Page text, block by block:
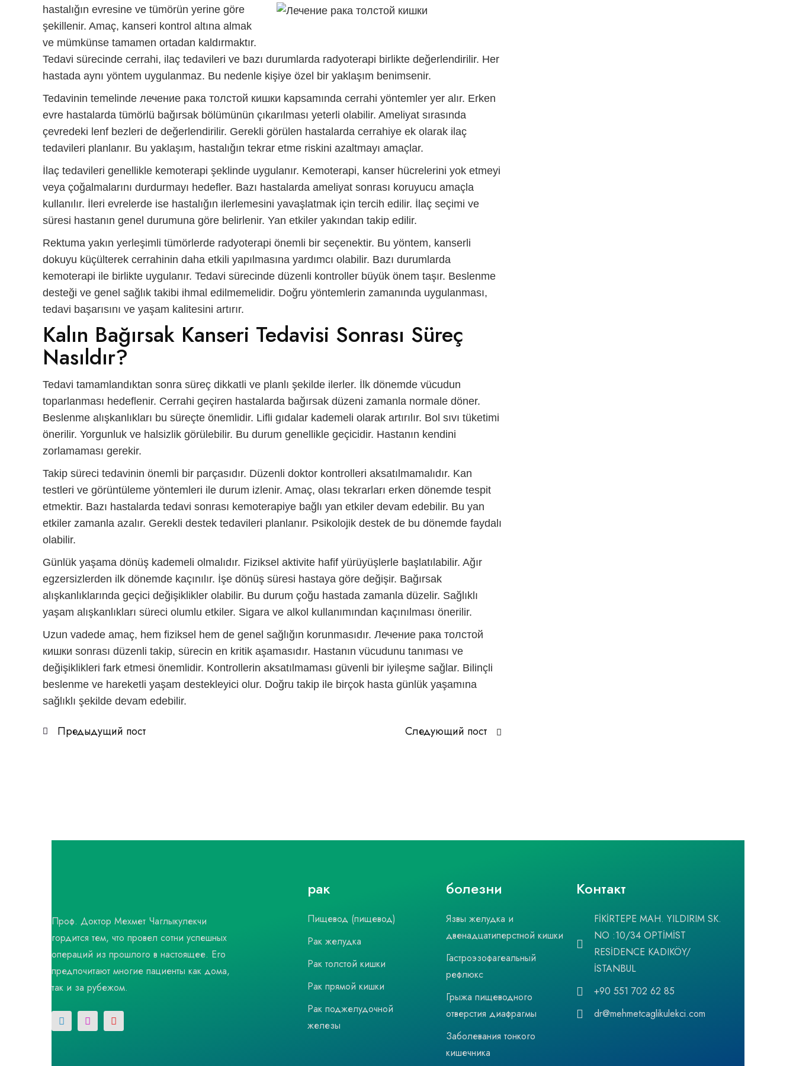
hastalığın evresine ve tümörün yerine göre
şekillenir. Amaç, kanseri kontrol altına almak
ve mümkünse tamamen ortadan kaldırmaktır.
Tedavi sürecinde cerrahi, ilaç tedavileri ve bazı durumlarda radyoterapi birlikte değerlendirilir. Her
hastada aynı yöntem uygulanmaz. Bu nedenle kişiye özel bir yaklaşım benimsenir.
Tedavinin temelinde лечение рака толстой кишки kapsamında cerrahi yöntemler yer alır. Erken
evre hastalarda tümörlü bağırsak bölümünün çıkarılması yeterli olabilir. Ameliyat sırasında
çevredeki lenf bezleri de değerlendirilir. Gerekli görülen hastalarda cerrahiye ek olarak ilaç
tedavileri planlanır. Bu yaklaşım, hastalığın tekrar etme riskini azaltmayı amaçlar.
İlaç tedavileri genellikle kemoterapi şeklinde uygulanır. Kemoterapi, kanser hücrelerini yok etmeyi
veya çoğalmalarını durdurmayı hedefler. Bazı hastalarda ameliyat sonrası koruyucu amaçla
kullanılır. İleri evrelerde ise hastalığın ilerlemesini yavaşlatmak için tercih edilir. İlaç seçimi ve
süresi hastanın genel durumuna göre belirlenir. Yan etkiler yakından takip edilir.
Rektuma yakın yerleşimli tümörlerde radyoterapi önemli bir seçenektir. Bu yöntem, kanserli
dokuyu küçülterek cerrahinin daha etkili yapılmasına yardımcı olabilir. Bazı durumlarda
kemoterapi ile birlikte uygulanır. Tedavi sürecinde düzenli kontroller büyük önem taşır. Beslenme
desteği ve genel sağlık takibi ihmal edilmemelidir. Doğru yöntemlerin zamanında uygulanması,
tedavi başarısını ve yaşam kalitesini artırır.
Kalın Bağırsak Kanseri Tedavisi Sonrası Süreç
Nasıldır?
Tedavi tamamlandıktan sonra süreç dikkatli ve planlı şekilde ilerler. İlk dönemde vücudun
toparlanması hedeflenir. Cerrahi geçiren hastalarda bağırsak düzeni zamanla normale döner.
Beslenme alışkanlıkları bu süreçte önemlidir. Lifli gıdalar kademeli olarak artırılır. Bol sıvı tüketimi
önerilir. Yorgunluk ve halsizlik görülebilir. Bu durum genellikle geçicidir. Hastanın kendini
zorlamaması gerekir.
Takip süreci tedavinin önemli bir parçasıdır. Düzenli doktor kontrolleri aksatılmamalıdır. Kan
testleri ve görüntüleme yöntemleri ile durum izlenir. Amaç, olası tekrarları erken dönemde tespit
etmektir. Bazı hastalarda tedavi sonrası kemoterapiye bağlı yan etkiler devam edebilir. Bu yan
etkiler zamanla azalır. Gerekli destek tedavileri planlanır. Psikolojik destek de bu dönemde faydalı
olabilir.
Günlük yaşama dönüş kademeli olmalıdır. Fiziksel aktivite hafif yürüyüşlerle başlatılabilir. Ağır
egzersizlerden ilk dönemde kaçınılır. İşe dönüş süresi hastaya göre değişir. Bağırsak
alışkanlıklarında geçici değişiklikler olabilir. Bu durum çoğu hastada zamanla düzelir. Sağlıklı
yaşam alışkanlıkları süreci olumlu etkiler. Sigara ve alkol kullanımından kaçınılması önerilir.
Uzun vadede amaç, hem fiziksel hem de genel sağlığın korunmasıdır. Лечение рака толстой
кишки sonrası düzenli takip, sürecin en kritik aşamasıdır. Hastanın vücudunu tanıması ve
değişiklikleri fark etmesi önemlidir. Kontrollerin aksatılmaması güvenli bir iyileşme sağlar. Bilinçli
beslenme ve hareketli yaşam destekleyici olur. Doğru takip ile birçok hasta günlük yaşamına
sağlıklı şekilde devam edebilir.
Предыдущий пост Следующий пост
Проф. Доктор Мехмет Чаглыкулекчи
гордится тем, что провел сотни успешных
операций из прошлого в настоящее. Его
предпочитают многие пациенты как дома,
так и за рубежом.
рак
Пищевод (пищевод)
Рак желудка
Рак толстой кишки
Рак прямой кишки
Рак поджелудочной
железы
болезни
Язвы желудка и
двенадцатиперстной кишки
Гастроэзофагеальный
рефлюкс
Грыжа пищеводного
отверстия диафрагмы
Заболевания тонкого
кишечника
Контакт
FİKİRTEPE MAH. YILDIRIM SK.
NO :10/34 OPTİMİST
RESİDENCE KADIKÖY/
İSTANBUL
+90 551 702 62 85
dr@mehmetcaglikulekci.com